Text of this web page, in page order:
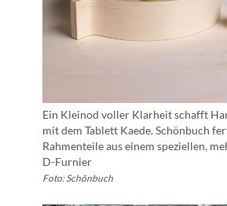
Ein Kleinod voller Klarheit schafft
mit dem Tablett Kaede. Schönbuch
Rahmenteile aus einem speziellen,
D-Furnier
Foto: Schönbuch